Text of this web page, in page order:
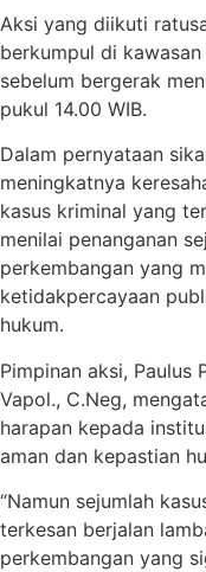
Aksi yang diikuti
berkumpul di
sebelum bergerak
pukul 14.00 WIB.
Dalam pernyataan
meningkatnya
kasus kriminal yang
menilai penanganan
perkembangan yang
ketidakpercayaan
hukum.
Pimpinan aksi, Paulus
Vapol., C.Neg,
harapan kepada
aman dan kepastian
“Namun sejumlah
terkesan berjalan
perkembangan yang